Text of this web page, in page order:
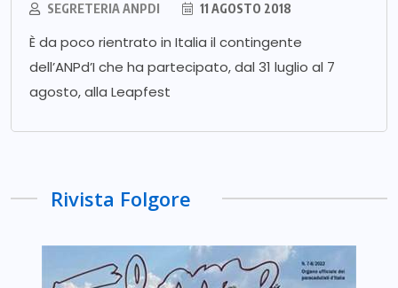
SEGRETERIA ANPDI 11 AGOSTO 2018
È da poco rientrato in Italia il contingente
dell’ANPd’I che ha partecipato, dal 31 luglio al 7
agosto, alla Leapfest
Rivista Folgore